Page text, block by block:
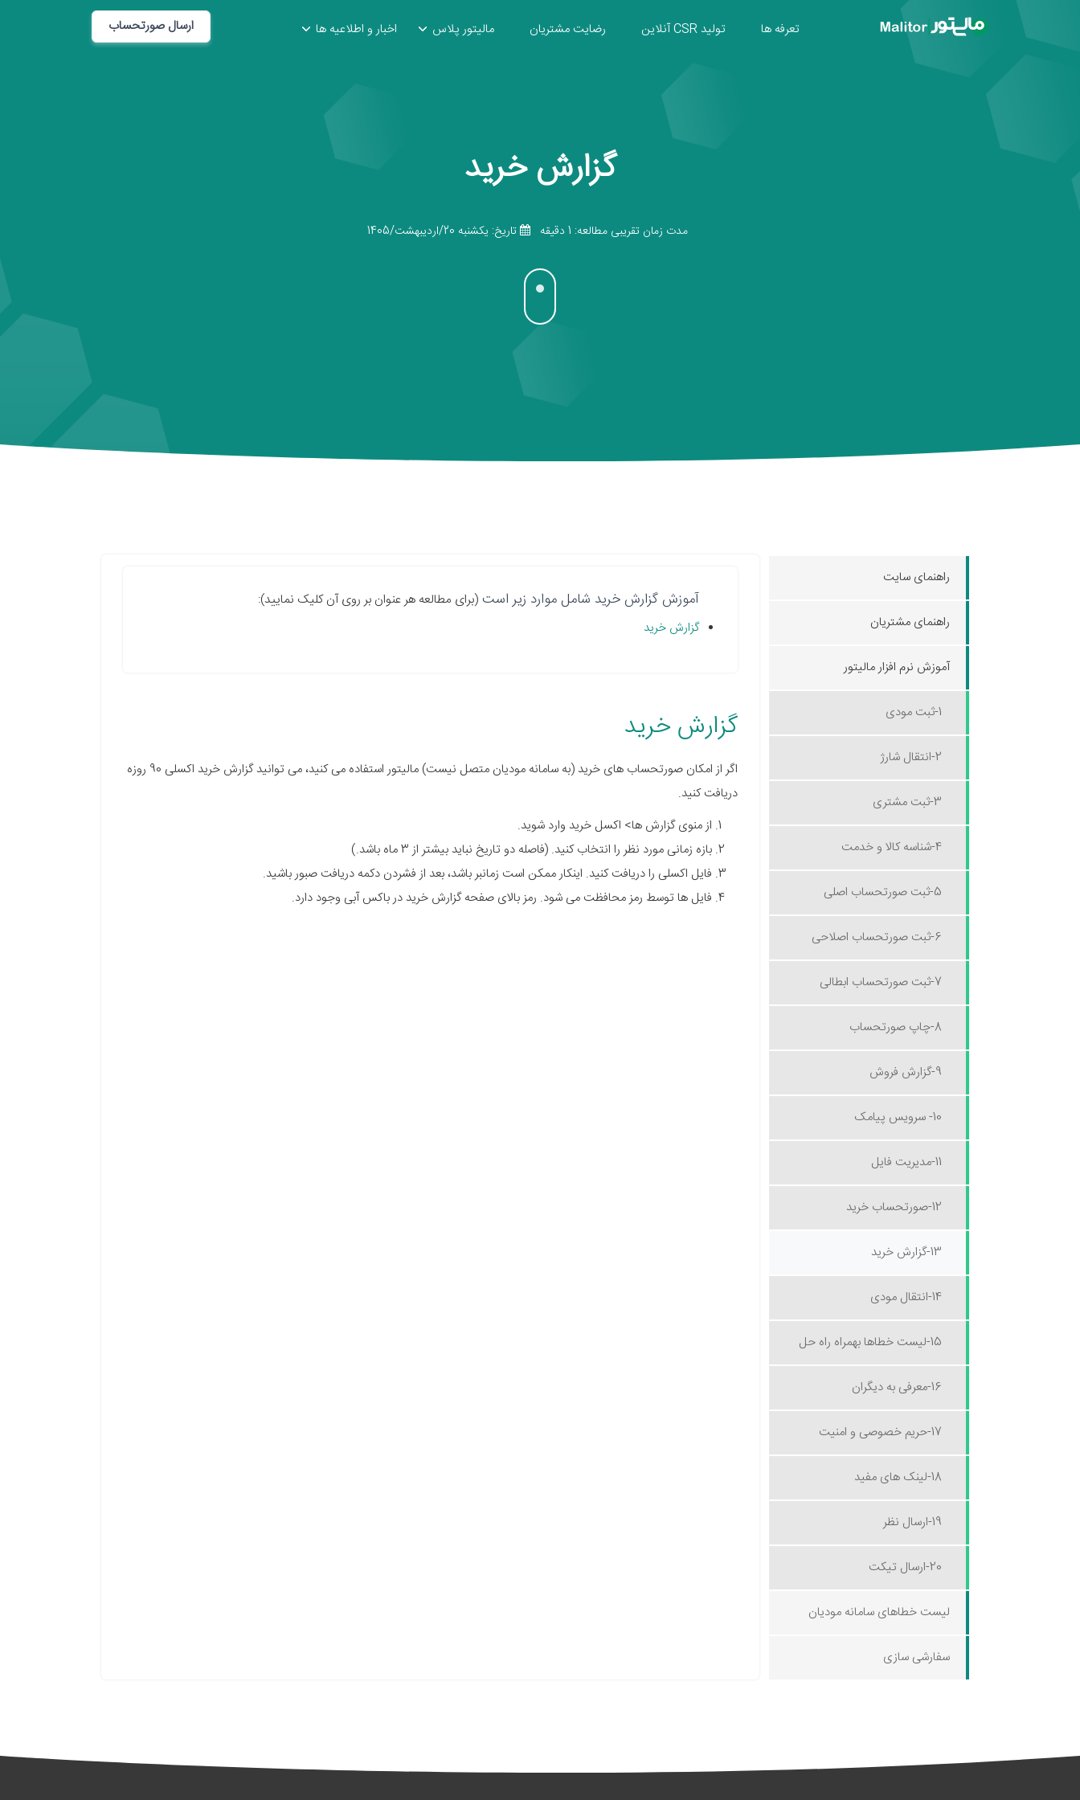
ارسال صورتحساب تعرفه ها تولید CSR آنلاین رضایت مشتریان مالیتور پلاس اخبار و اطلاعیه ها
گزارش خرید
مدت زمان تقریبی مطالعه: 1 دقیقه تاریخ: يكشنبه 20/اردیبهشت/1405
راهنمای سایت
راهنمای مشتریان
آموزش نرم افزار مالیتور
1-ثبت مودی
2-انتقال شارژ
3-ثبت مشتری
4-شناسه کالا و خدمت
5-ثبت صورتحساب اصلی
6-ثبت صورتحساب اصلاحی
7-ثبت صورتحساب ابطالی
8-چاپ صورتحساب
9-گزارش فروش
10- سرویس پیامک
11-مدیریت فایل
12-صورتحساب خرید
13-گزارش خرید
14-انتقال مودی
15-لیست خطاها بهمراه راه حل
16-معرفی به دیگران
17-حریم خصوصی و امنیت
18-لینک های مفید
19-ارسال نظر
20-ارسال تیکت
لیست خطاهای سامانه مودیان
سفارشی سازی
آموزش گزارش خرید شامل موارد زیر است (برای مطالعه هر عنوان بر روی آن کلیک نمایید):
گزارش خرید
گزارش خرید
اگر از امکان صورتحساب های خرید (به سامانه مودیان متصل نیست) مالیتور استفاده می کنید، می توانید گزارش خرید اکسلی 90 روزه
دریافت کنید.
از منوی گزارش ها> اکسل خرید وارد شوید.
بازه زمانی مورد نظر را انتخاب کنید. (فاصله دو تاریخ نباید بیشتر از 3 ماه باشد.)
فایل اکسلی را دریافت کنید. اینکار ممکن است زمانبر باشد، بعد از فشردن دکمه دریافت صبور باشید.
فایل ها توسط رمز محافظت می شود. رمز بالای صفحه گزارش خرید در باکس آبی وجود دارد.